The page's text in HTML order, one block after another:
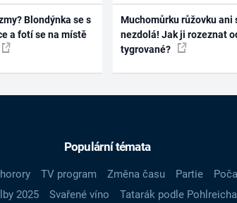
Blondýnka se s
a fotí se na místě
Muchomůrku růžovku ani
nezdolá! Jak ji rozeznat
tygrované?
Populární témata
TV program Změna času Partie
2025 Svařené víno Tatarák podle Pohlreicha